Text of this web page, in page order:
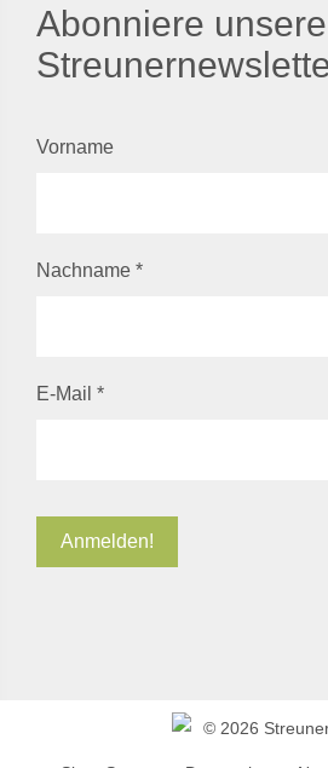
Abonniere
Vorname
Nachname *
E-Mail *
© 2026